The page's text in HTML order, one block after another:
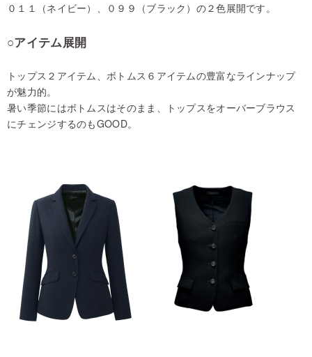
０１１（ネイビー）、０９９（ブラック）の２色展開です。
○アイテム展開
トップス２アイテム、ボトムス６アイテムの豊富なラインナップ
が魅力的。
暑い季節にはボトムスはそのまま、トップスをオーバーブラウス
にチェンジするのもGOOD。